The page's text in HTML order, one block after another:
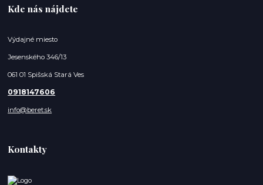
Kde nás nájdete
Výdajné miesto
Jesenského 346/13
061 01 Spišská Stará Ves
0918147606
info@beret.sk
Kontakty